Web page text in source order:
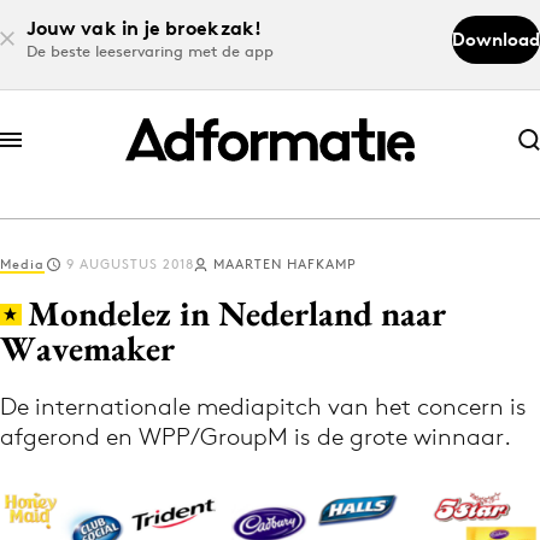
Jouw vak in je broekzak!
De beste leeservaring met de app
Download
Abonneer nu
Abonneer nu
Log in
Volg het laatste nieuws via de Adformatie
Nieuws app
Media 9 AUGUSTUS 2018 MAARTEN HAFKAMP
Mondelez in Nederland naar
Wavemaker
De internationale mediapitch van het concern is
afgerond en WPP/GroupM is de grote winnaar.